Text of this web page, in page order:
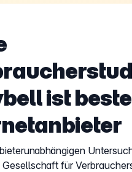
ist
für